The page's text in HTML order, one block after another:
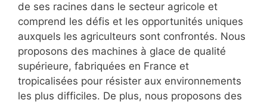
de ses racines dans le secteur agricole et
comprend les défis et les opportunités uniques
auxquels les agriculteurs sont confrontés. Nous
proposons des machines à glace de qualité
supérieure, fabriquées en France et
tropicalisées pour résister aux environnements
les plus difficiles. De plus, nous proposons des